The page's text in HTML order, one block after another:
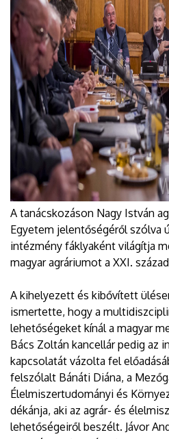
A tanácskozáson Nagy István
Egyetem jelentőségéről szólva
intézmény fáklyaként világítja
magyar agráriumot a XXI.
A kihelyezett és kibővített
ismertette, hogy a
lehetőségeket kínál a magyar
Bács Zoltán kancellár pedig az
kapcsolatát vázolta fel
felszólalt Bánáti Diána, a
Élelmiszertudományi és
dékánja, aki az agrár- és
lehetőségeiről beszélt. Jávor